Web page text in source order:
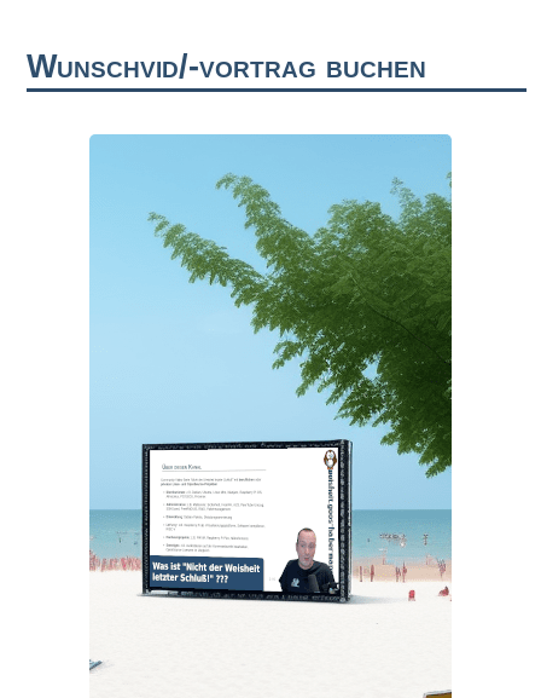
Wunschvid/-vortrag buchen